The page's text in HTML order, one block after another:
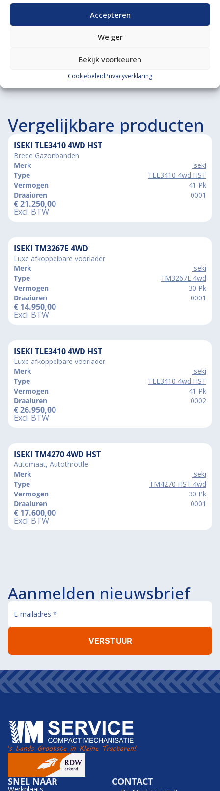
Accepteren
Weiger
Bekijk voorkeuren
CookiebeleidPrivacyverklaring
Grote voorraad minitrekkers
Grootste in kleine tractoren
Vergelijkbare producten
ISEKI TLE3410 4WD HST
Brede Gazonbanden
Merk
Iseki
Type
TLE3410 4wd HST
Vermogen
41 Pk
Draaiuren
0001
€21.250,00
Excl. BTW
ISEKI TM3267E 4WD
Luxe afkoppelbare voorlader
Merk
Iseki
Type
TM3267E 4wd
Vermogen
30 Pk
Draaiuren
0001
€ 14.950,00
Excl. BTW
ISEKI TLE3410 4WD HST
Luxe afkoppelbare voorlader
Merk
Iseki
Type
TLE3410 4wd HST
Vermogen
41 Pk
Draaiuren
0002
€26.950,00
Excl. BTW
ISEKI TM4270 4WD HST
Automaat, Autothrottle
Merk
Iseki
Type
TM4270 HST 4wd
Vermogen
30 Pk
Draaiuren
0001
€ 17.600,00
Excl. BTW
Aanmelden nieuwsbrief
SNEL NAAR
Werkplaats
CONTACT